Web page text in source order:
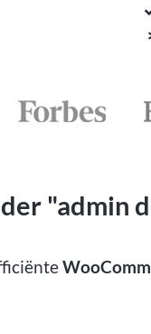
"admin